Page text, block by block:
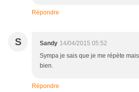
Répondre
S Sandy 14/04/2015 05:52
Sympa je sais que je me répète
bien.
Répondre